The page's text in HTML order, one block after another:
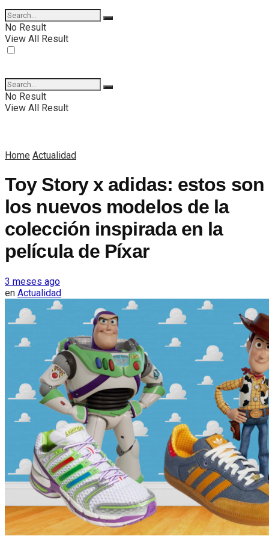
No Result
View All Result
No Result
View All Result
Home Actualidad
Toy Story x adidas: estos son
los nuevos modelos de la
colección inspirada en la
película de Píxar
3 meses ago
en Actualidad